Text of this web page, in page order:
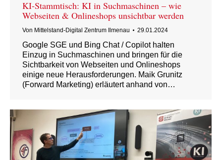
KI-Stammtisch: KI in Suchmaschinen – wie
Webseiten & Onlineshops unsichtbar werden
Von Mittelstand-Digital Zentrum Ilmenau 29.01.2024
Google SGE und Bing Chat / Copilot halten
Einzug in Suchmaschinen und bringen für die
Sichtbarkeit von Webseiten und Onlineshops
einige neue Herausforderungen. Maik Grunitz
(Forward Marketing) erläutert anhand von…